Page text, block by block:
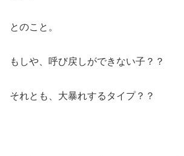
とのこと。
もしや、呼び戻しができない子？？
それとも、大暴れするタイプ？？